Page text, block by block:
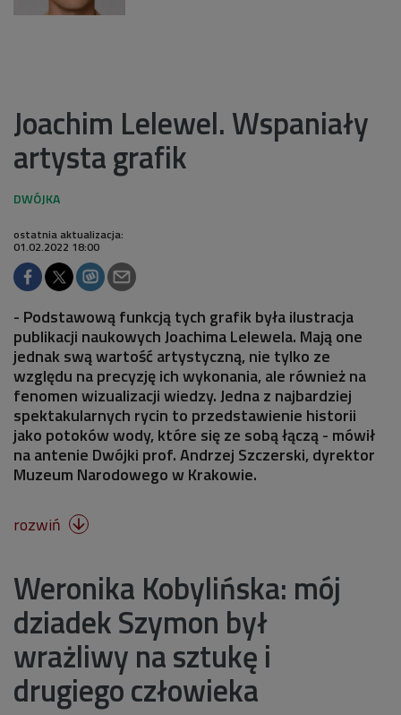
Joachim Lelewel. Wspaniały
artysta grafik
ostatnia aktualizacja:
01.02.2022 18:00
- Podstawową funkcją tych grafik była ilustracja
publikacji naukowych Joachima Lelewela. Mają one
jednak swą wartość artystyczną, nie tylko ze
względu na precyzję ich wykonania, ale również na
fenomen wizualizacji wiedzy. Jedna z najbardziej
spektakularnych rycin to przedstawienie historii
jako potoków wody, które się ze sobą łączą - mówił
na antenie Dwójki prof. Andrzej Szczerski, dyrektor
Muzeum Narodowego w Krakowie.
rozwiń 
Weronika Kobylińska: mój
dziadek Szymon był
wrażliwy na sztukę i
drugiego człowieka